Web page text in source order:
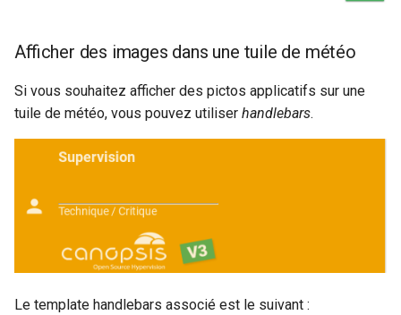
Afficher des images dans une tuile de météo
Si vous souhaitez afficher des pictos applicatifs sur une
tuile de météo, vous pouvez utiliser handlebars.
Le template handlebars associé est le suivant :